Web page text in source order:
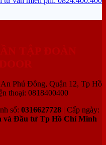
Phú Đông, Quận 12, Tp Hồ
thoại: 0818400400
số: 0316627728 | Cấp ngày:
và Đầu tư Tp Hồ Chí Minh